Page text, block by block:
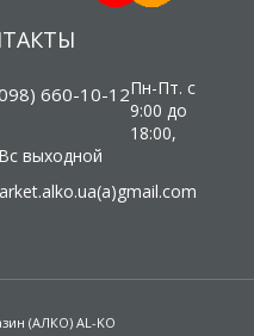
660-10-12Пн-Пт. с
9:00 до
18:00,
выходной
(АЛКО) AL-KO